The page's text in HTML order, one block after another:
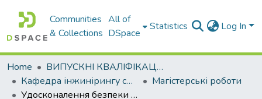
Communities
& Collections
All of
DSpace
Statistics Log In
Home
ВИПУСКНІ КВАЛІФІКАЦІЙНІ РОБОТИ
Кафедра інжинірингу систем автомобільного транспорту
Магістерські роботи
Удосконалення безпеки автомобілів шляхом впровадження інформаційних систем